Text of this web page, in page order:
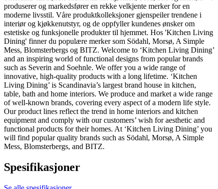
produserer og markedsfører en rekke velkjente merker for en
moderne livsstil. Våre produktkolleksjoner gjenspeiler trendene i
interiør og kjøkkenutstyr, og de oppfyller kundenes ønsker om
estetiske og funksjonelle produkter til hjemmet. Hos 'Kitchen Living
Dining' finner du populære merker som Södahl, Morsø, A Simple
Mess, Blomsterbergs og BITZ. Welcome to ‘Kitchen Living Dining’
and an inspiring world of functional designs from popular brands
such as Severin and Soehnle. We offer you a wide range of
innovative, high-quality products with a long lifetime. ‘Kitchen
Living Dining’ is Scandinavia’s largest brand house in kitchen,
table, bath and home interiors. We produce and market a wide range
of well-known brands, covering every aspect of a modern life style.
Our product lines reflect the trend in home interiors and kitchen
equipment and comply with our customers’ wish for aesthetic and
functional products for their homes. At ‘Kitchen Living Dining’ you
will find popular quality brands such as Södahl, Morsø, A Simple
Mess, Blomsterbergs, and BITZ.
Spesifikasjoner